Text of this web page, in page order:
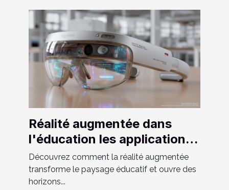
Réalité augmentée dans
l'éducation les applications
révolutionnaires
Découvrez comment la réalité augmentée
transforme le paysage éducatif et ouvre des
horizons...